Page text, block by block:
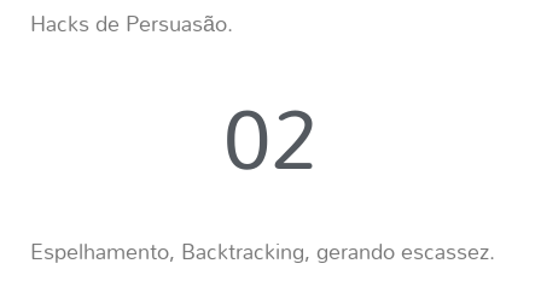
Hacks de Persuasão.
02
Espelhamento, Backtracking, gerando escassez.